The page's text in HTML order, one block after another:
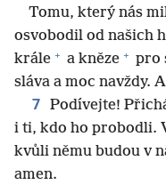
Tomu, který nás
osvobodil od našich
krále + a kněze + pro
sláva a moc navždy.
7 Podívejte!
i ti, kdo ho probodli.
kvůli němu budou v
amen.